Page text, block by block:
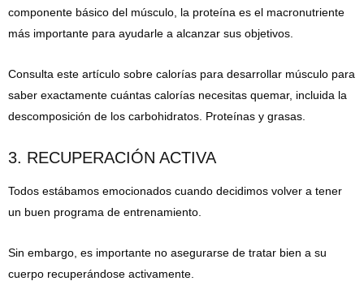
componente básico del músculo, la proteína es el macronutriente
más importante para ayudarle a alcanzar sus objetivos.
Consulta este artículo sobre calorías para desarrollar músculo para
saber exactamente cuántas calorías necesitas quemar, incluida la
descomposición de los carbohidratos. Proteínas y grasas.
3. RECUPERACIÓN ACTIVA
Todos estábamos emocionados cuando decidimos volver a tener
un buen programa de entrenamiento.
Sin embargo, es importante no asegurarse de tratar bien a su
cuerpo recuperándose activamente.